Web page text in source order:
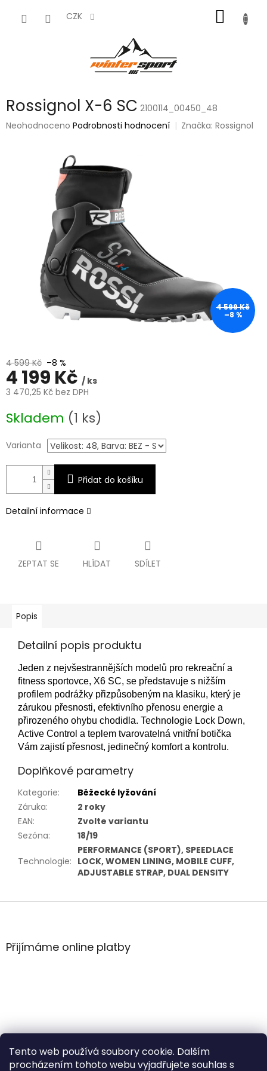
Tento web používá soubory cookie. Dalším
procházením tohoto webu vyjadřujete souhlas s
CZK
KOŠÍK
Rossignol X-6 SC 2100114_00450_48
Průměrné
Neohodnoceno Podrobnosti hodnocení Značka:Rossignol
4 599 Kč
–8 %
4 599 Kč –8 %
4 199 Kč / ks
3 470,25 Kč bez DPH
cena:
Skladem (1 ks)
Varianta
Přidat do košíku
Detailní informace
ZEPTAT SE HLÍDAT SDÍLET
Popis
Detailní popis produktu
Jeden z nejvšestrannějších modelů pro rekreační a
fitness sportovce, X6 SC, se představuje s nižším
profilem podrážky přizpůsobeným na klasiku, který je
zárukou přesnosti, efektivního přenosu energie a
přirozeného ohybu chodidla. Technologie Lock Down,
Active Control a teplem tvarovatelná vnitřní botička
Vám zajistí přesnost, jedinečný komfort a kontrolu.
Doplňkové parametry
Kategorie:
Běžecké lyžování
Záruka:
2 roky
EAN:
Zvolte variantu
Sezóna: 18/19
Technologie:
PERFORMANCE (SPORT), SPEEDLACE
LOCK, WOMEN LINING, MOBILE CUFF,
ADJUSTABLE STRAP, DUAL DENSITY
Z
aPřijímáme online platby